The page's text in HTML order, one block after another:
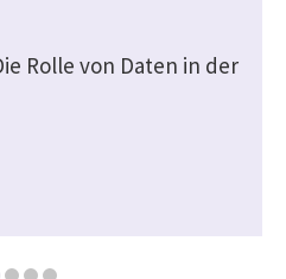
Rolle von Daten in der